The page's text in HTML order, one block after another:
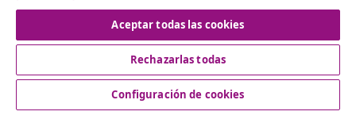
Aceptar todas las cookies
Rechazarlas todas
Configuración de cookies